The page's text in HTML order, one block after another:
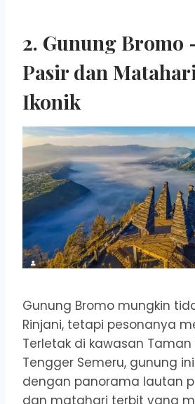
2. Gunung Bromo
Pasir dan
Ikonik
Gunung Bromo mungkin
Rinjani, tetapi pesonanya
Terletak di kawasan
Tengger Semeru, gunung
dengan panorama lautan
dan matahari terbit yang